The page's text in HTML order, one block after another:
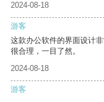
2024-08-18
游客
这款办公软件的界面设计
很合理，一目了然。
2024-08-18
游客